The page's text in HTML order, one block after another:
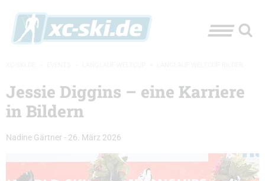
Jessie Diggins – eine Karriere
in Bildern
Nadine Gärtner - 26. März 2026